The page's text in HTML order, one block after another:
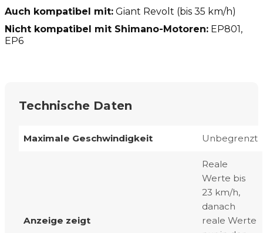
Auch kompatibel mit: Giant Revolt (bis 35 km/h)
Nicht kompatibel mit Shimano-Motoren: EP801,
EP6
Technische Daten
Maximale Geschwindigkeit Unbegrenzt
Anzeige zeigt
Reale
Werte bis
23 km/h,
danach
reale Werte